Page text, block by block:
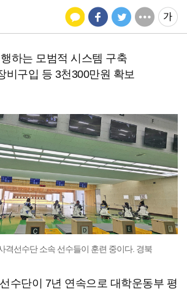
하는 모범적 시스템 구축
비구입 등 3천300만원 확보
격선수단 소속 선수들이 훈련 중이다. 경북
수단이 7년 연속으로 대학운동부 평